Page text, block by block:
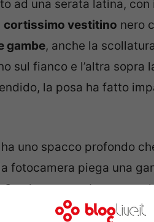
ad una serata latina, con
cortissimo vestitino nero
gambe, anche la
sul fianco e l’altra sopra
la posa ha fatto
uno spacco profondo
fotocamera piega una
Con le sue gambe
volta ha conquistato tutti